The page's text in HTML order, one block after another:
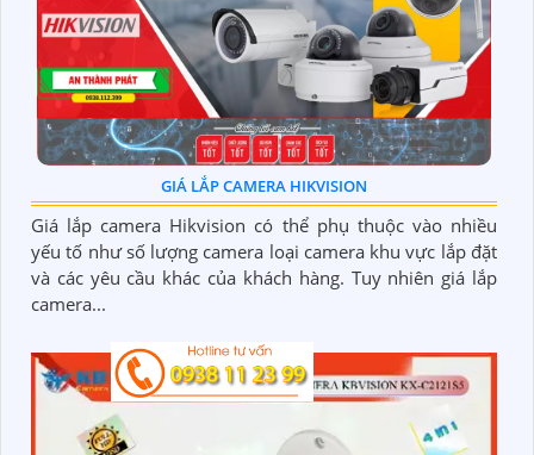
GIÁ LẮP CAMERA HIKVISION
Giá lắp camera Hikvision có thể phụ thuộc vào nhiều
yếu tố như số lượng camera loại camera khu vực lắp đặt
và các yêu cầu khác của khách hàng. Tuy nhiên giá lắp
camera...